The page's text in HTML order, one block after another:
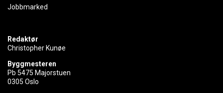
Jobbmarked
Redaktør
Christopher Kunøe
Byggmesteren
Pb 5475 Majorstuen
0305 Oslo